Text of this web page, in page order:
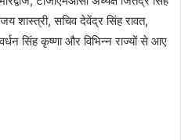
शास्त्री, सचिव देवेंद्र सिंह रावत,
सिंह कृष्णा और विभिन्न राज्यों से आए